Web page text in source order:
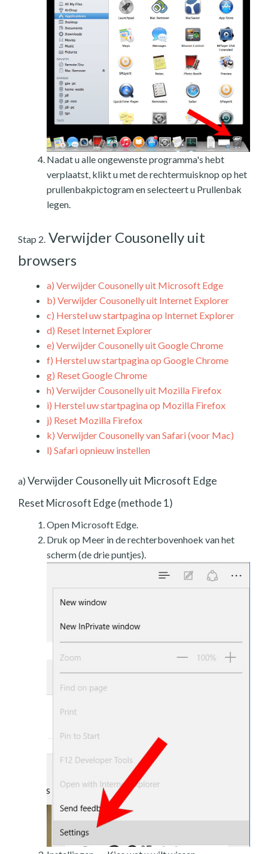
Nadat u alle ongewenste programma's hebt
verplaatst, klikt u met de rechtermuisknop op het
prullenbakpictogram en selecteert u Prullenbak
legen.
Stap 2. Verwijder Cousonelly uit
browsers
a) Verwijder Cousonelly uit Microsoft Edge
b) Verwijder Cousonelly uit Internet Explorer
c) Herstel uw startpagina op Internet Explorer
d) Reset Internet Explorer
e) Verwijder Cousonelly uit Google Chrome
f) Herstel uw startpagina op Google Chrome
g) Reset Google Chrome
h) Verwijder Cousonelly uit Mozilla Firefox
i) Herstel uw startpagina op Mozilla Firefox
j) Reset Mozilla Firefox
k) Verwijder Cousonelly van Safari (voor Mac)
l) Safari opnieuw instellen
a) Verwijder Cousonelly uit Microsoft Edge
Reset Microsoft Edge (methode 1)
Open Microsoft Edge.
Druk op Meer in de rechterbovenhoek van het
scherm (de drie puntjes).